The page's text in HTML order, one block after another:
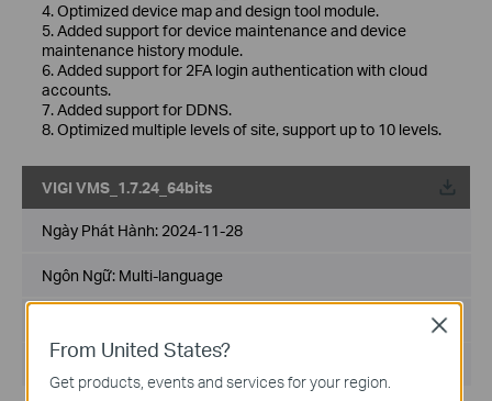
4. Optimized device map and design tool module.
5. Added support for device maintenance and device
maintenance history module.
6. Added support for 2FA login authentication with cloud
accounts.
7. Added support for DDNS.
8. Optimized multiple levels of site, support up to 10 levels.
VIGI VMS_1.7.24_64bits
Về
Ngày Phát Hành: 2024-11-28
Ngôn Ngữ: Multi-language
From United States?
Get products, events and services for your region.
Close